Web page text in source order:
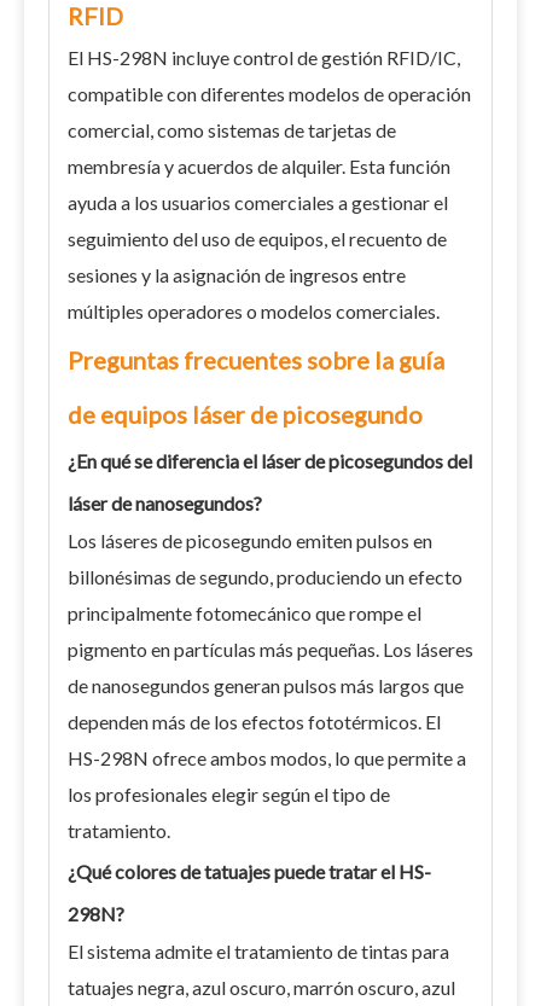
RFID
El HS-298N incluye control de gestión RFID/IC,
compatible con diferentes modelos de operación
comercial, como sistemas de tarjetas de
membresía y acuerdos de alquiler. Esta función
ayuda a los usuarios comerciales a gestionar el
seguimiento del uso de equipos, el recuento de
sesiones y la asignación de ingresos entre
múltiples operadores o modelos comerciales.
Preguntas frecuentes sobre la guía
de equipos láser de picosegundo
¿En qué se diferencia el láser de picosegundos del
láser de nanosegundos?
Los láseres de picosegundo emiten pulsos en
billonésimas de segundo, produciendo un efecto
principalmente fotomecánico que rompe el
pigmento en partículas más pequeñas. Los láseres
de nanosegundos generan pulsos más largos que
dependen más de los efectos fototérmicos. El
HS-298N ofrece ambos modos, lo que permite a
los profesionales elegir según el tipo de
tratamiento.
¿Qué colores de tatuajes puede tratar el HS-
298N?
El sistema admite el tratamiento de tintas para
tatuajes negra, azul oscuro, marrón oscuro, azul